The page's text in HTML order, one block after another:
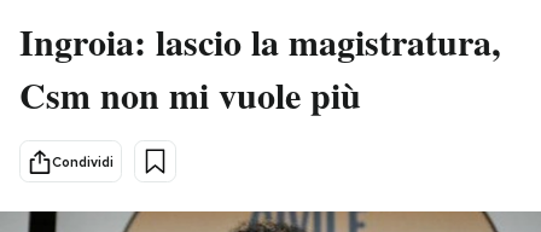
Italia
Politica
Tecnologia
Internet
Scienza
Moda
Consumismi
Media
Ingroia: lascio la magistratura,
Csm non mi vuole più
Condividi